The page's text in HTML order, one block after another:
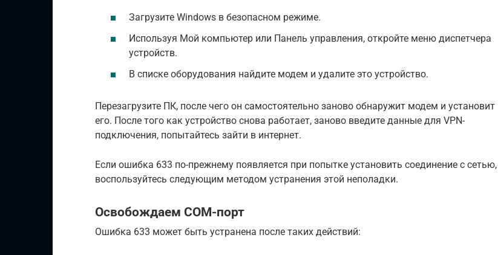
Загрузите Windows в безопасном режиме.
Используя Мой компьютер или Панель управления, откройте меню диспетчера
устройств.
В списке оборудования найдите модем и удалите это устройство.
Перезагрузите ПК, после чего он самостоятельно заново обнаружит модем и установит
его. После того как устройство снова работает, заново введите данные для VPN-
подключения, попытайтесь зайти в интернет.
Если ошибка 633 по-прежнему появляется при попытке установить соединение с сетью,
воспользуйтесь следующим методом устранения этой неполадки.
Освобождаем COM-порт
Ошибка 633 может быть устранена после таких действий: